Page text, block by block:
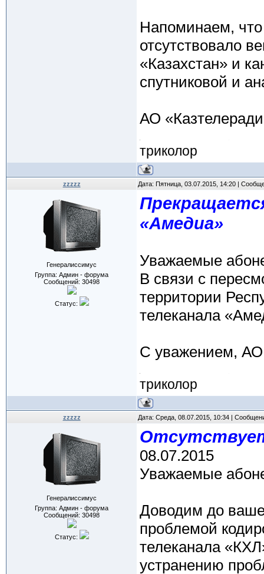
Напоминаем,
отсутствовало
«Казахстан» и
спутниковой и
АО
триколор
zzzzz Дата: Пятница, 03.07.2015, 14:20 |
Генералиссимус
Группа: Админ - форума
Сообщений: 30498
Статус:
«Амедиа»
Уважаемые
В связи с
территории
телеканала
С уважением, АО
триколор
zzzzz Дата: Среда, 08.07.2015, 10:34 |
Генералиссимус
Группа: Админ - форума
Сообщений: 30498
Статус:
08.07.2015
Уважаемые
Доводим до
проблемой
телеканала
устранению